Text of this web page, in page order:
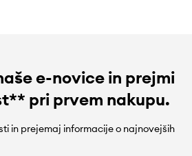
e-novice in prejmi
pri prvem nakupu.
in prejemaj informacije o najnovejših